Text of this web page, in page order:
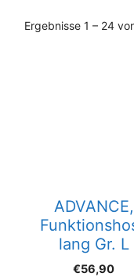
Ergebnisse 1 – 24
ADVANCE,
lang Gr. L
€56,90